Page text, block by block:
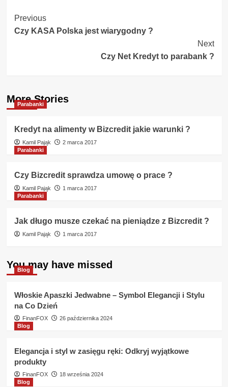
Post
Navigation
Previous
Czy KASA Polska jest wiarygodny ?
Next
Czy Net Kredyt to parabank ?
More Stories
Parabanki
Kredyt na alimenty w Bizcredit jakie warunki ?
Kamil Pająk
2 marca 2017
Parabanki
Czy Bizcredit sprawdza umowę o prace ?
Kamil Pająk
1 marca 2017
Parabanki
Jak długo musze czekać na pieniądze z Bizcredit ?
Kamil Pająk 1 marca 2017
You may have missed
Blog
Włoskie Apaszki Jedwabne – Symbol Elegancji i Stylu
na Co Dzień
FinanFOX
26 października 2024
Blog
Elegancja i styl w zasięgu ręki: Odkryj wyjątkowe
produkty
FinanFOX
18 września 2024
Blog